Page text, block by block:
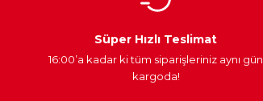
Süper Hızlı Teslimat
16:00’a kadar ki tüm siparişleriniz aynı gün
kargoda!